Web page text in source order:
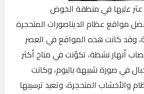
عثر عليها في منطقة الخوض
مواقع عظام الديناصورات المتحجرة
وقد كانت هذه المواقع في العصر
أنهار نشطة، تكوّنت في مناخ أكثر
في صورة شبيهة باليوم، وكانت
والأخشاب المتحجرة، وتعيد ترسيبها